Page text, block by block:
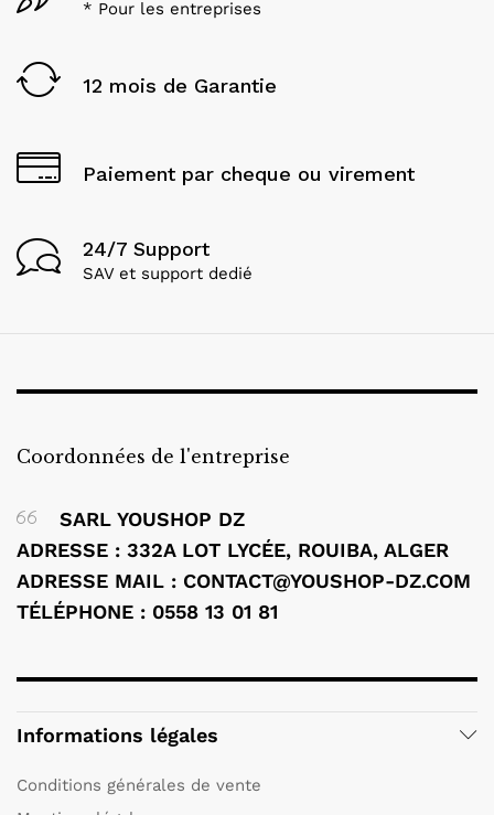
* Pour les entreprises
12 mois de Garantie
Paiement par cheque ou virement
24/7 Support
SAV et support dedié
Coordonnées de l'entreprise
SARL YOUSHOP DZ
ADRESSE : 332A LOT LYCÉE, ROUIBA, ALGER
ADRESSE MAIL : CONTACT@YOUSHOP-DZ.COM
TÉLÉPHONE : 0558 13 01 81
Informations légales
Conditions générales de vente